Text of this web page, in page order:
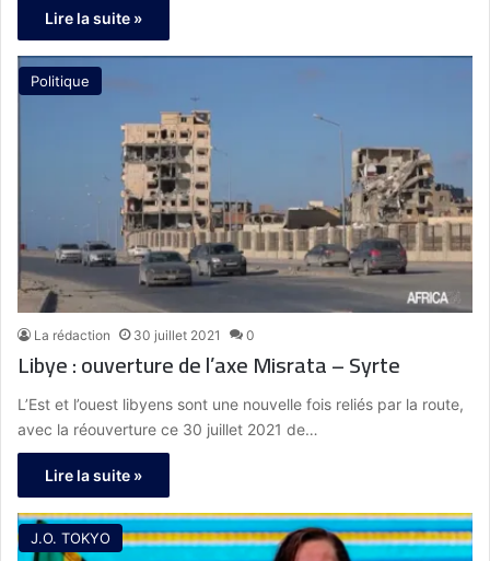
Lire la suite »
Politique
La rédaction 30 juillet 2021 0
Libye : ouverture de l’axe Misrata – Syrte
L’Est et l’ouest libyens sont une nouvelle fois reliés par la route,
avec la réouverture ce 30 juillet 2021 de…
Lire la suite »
J.O. TOKYO